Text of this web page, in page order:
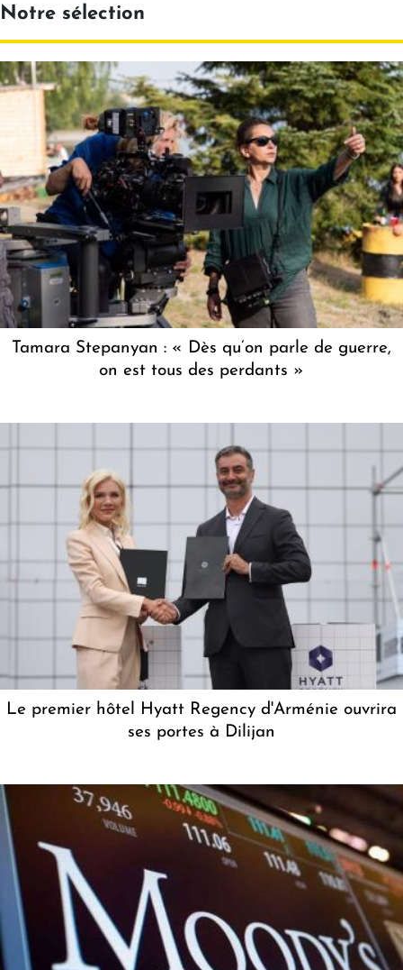
Notre sélection
Tamara Stepanyan : « Dès qu’on parle de guerre,
on est tous des perdants »
Le premier hôtel Hyatt Regency d'Arménie ouvrira
ses portes à Dilijan